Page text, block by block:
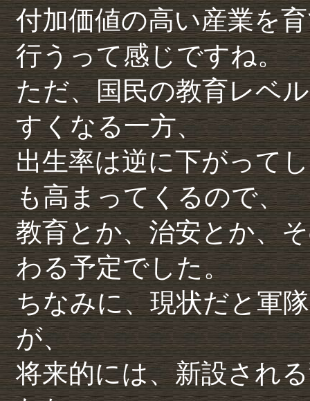
付加価値の高い産業を
行うって感じですね。
ただ、国民の教育レベ
すくなる一方、
出生率は逆に下がって
も高まってくるので、
教育とか、治安とか、
わる予定でした。
ちなみに、現状だと軍
が、
将来的には、新設され